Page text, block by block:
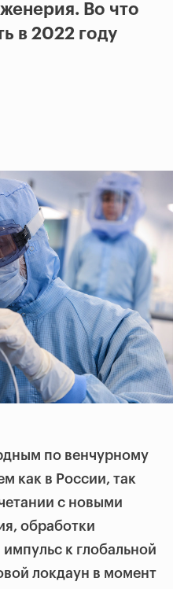
Во что
в 2022 году
по венчурному
как в России, так
с новыми
обработки
к глобальной
локдаун в момент